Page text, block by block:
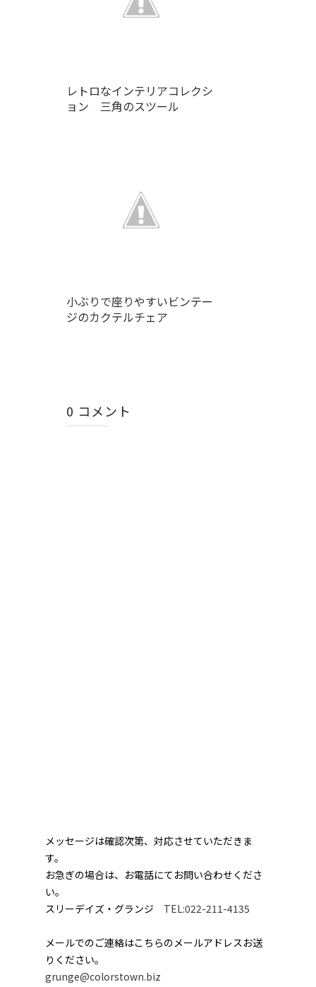
レトロなインテリアコレクシ
ョン 三角のスツール
小ぶりで座りやすいビンテー
ジのカクテルチェア
0 コメント
メッセージは確認次第、対応させていただきま
す。
お急ぎの場合は、お電話にてお問い合わせくださ
い。
スリーデイズ・グランジ TEL:022-211-4135
メールでのご連絡はこちらのメールアドレスお送
りください。
grunge@colorstown.biz